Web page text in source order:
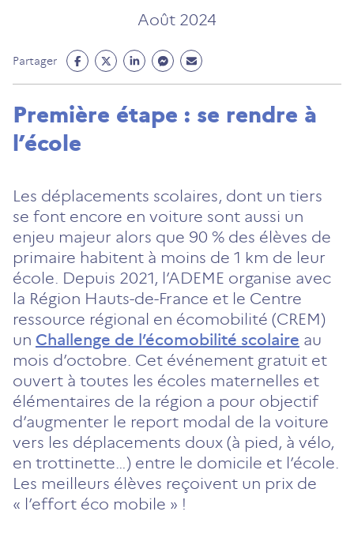
Août 2024
Partager
Partage
Facebook
un
nouvel
Partage
Twitter
un
Partage
Linkedin
un
Partage
Messenger
un
Partage
Mail
un
Première étape : se rendre à
l’école
Les déplacements scolaires, dont un tiers
se font encore en voiture sont aussi un
enjeu majeur alors que 90 % des élèves de
primaire habitent à moins de 1 km de leur
école. Depuis 2021, l’ADEME organise avec
la Région Hauts-de-France et le Centre
ressource régional en écomobilité (CREM)
un Challenge de l’écomobilité scolaire au
mois d’octobre. Cet événement gratuit et
ouvert à toutes les écoles maternelles et
élémentaires de la région a pour objectif
d’augmenter le report modal de la voiture
vers les déplacements doux (à pied, à vélo,
en trottinette…) entre le domicile et l’école.
Les meilleurs élèves reçoivent un prix de
« l’effort éco mobile » !